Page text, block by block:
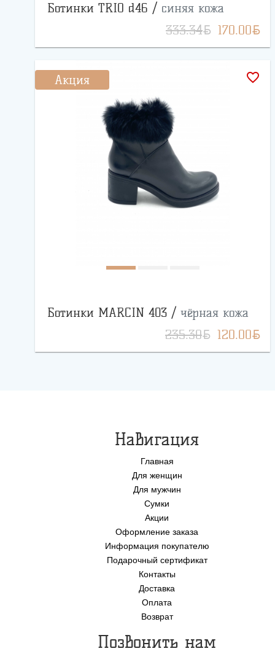
Ботинки TRIO d46 / синяя кожа
333.34BYN 170.00BYN
Акция favorite_border
Ботинки MARCIN 403 / чёрная кожа
235.30BYN 120.00BYN
Навигация
Главная
Для женщин
Для мужчин
Сумки
Акции
Оформление заказа
Информация покупателю
Подарочный сертификат
Контакты
Доставка
Оплата
Возврат
Позвонить нам